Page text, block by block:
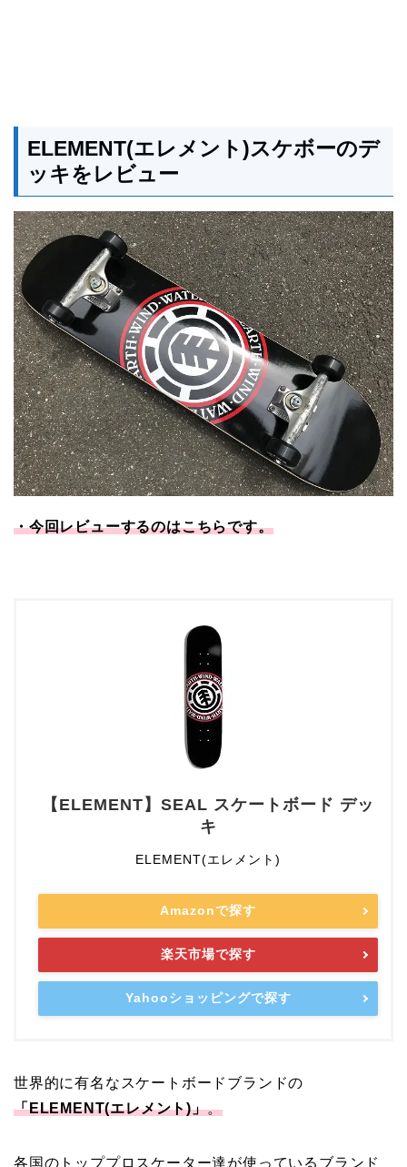
ELEMENT(エレメント)スケボーのデ
ッキをレビュー
・今回レビューするのはこちらです。
【ELEMENT】SEAL スケートボード デッ
キ
ELEMENT(エレメント)
Amazonで探す
楽天市場で探す
Yahooショッピングで探す
世界的に有名なスケートボードブランドの
「ELEMENT(エレメント)」。
各国のトッププロスケーター達が使っているブランド